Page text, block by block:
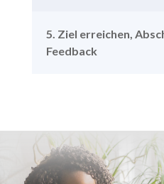
5. Ziel erreichen,
Feedback